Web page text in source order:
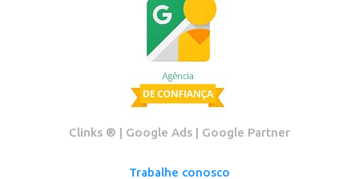
Clinks ®️ | Google Ads | Google Partner
Trabalhe conosco